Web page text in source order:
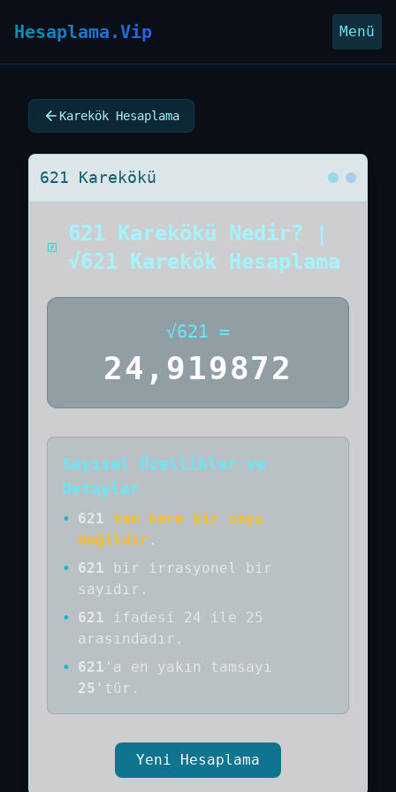
Hesaplama.Vip Menü
Karekök Hesaplama
621 Karekökü
621 Karekökü Nedir? |
√621 Karekök Hesaplama
√621 =
24,919872
Sayısal Özellikler ve
Detaylar
• 621
tam kare bir sayı
değildir .
•
621 bir
irrasyonel bir
sayıdır .
•
621
ifadesi 24 ile 25
arasındadır.
•
621 'a en yakın tamsayı
25 'tür.
Yeni Hesaplama